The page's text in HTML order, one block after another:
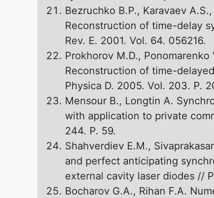
Bezruchko B.P., Karavaev
Reconstruction of time-delay
Rev. E. 2001. Vol. 64. 056216.
Prokhorov M.D., Ponomarenko
Reconstruction of time-
Physica D. 2005. Vol. 203. P.
Mensour B., Longtin A.
with application to private
244. P. 59.
Shahverdiev E.M.,
and perfect anticipating
external cavity laser diodes //
Bocharov G.A., Rihan F.A.